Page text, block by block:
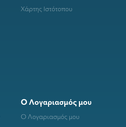
Χάρτης Ιστότοπου
Ο Λογαριασμός μου
Ο Λογαριασμός μου